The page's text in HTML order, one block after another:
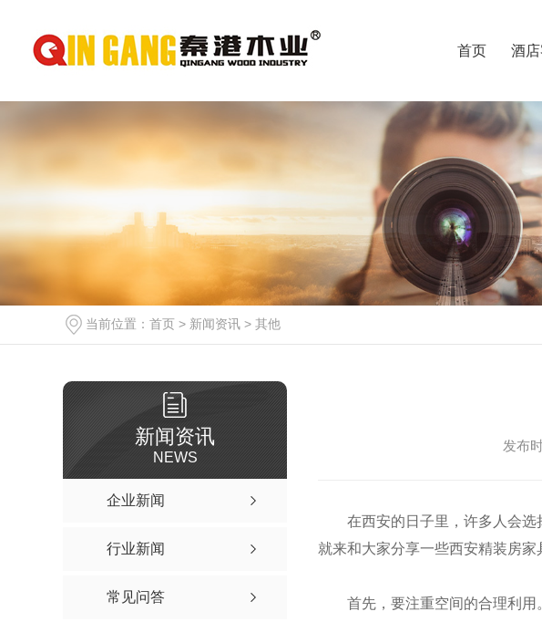
首页 酒
当前位置： 首页 > 新闻资讯 > 其他
新闻资讯
NEWS
企业新闻
行业新闻
常见问答
发布
在西安的日子里，许多人会
就来和大家分享一些西安精装房家
首先，要注重空间的合理利用